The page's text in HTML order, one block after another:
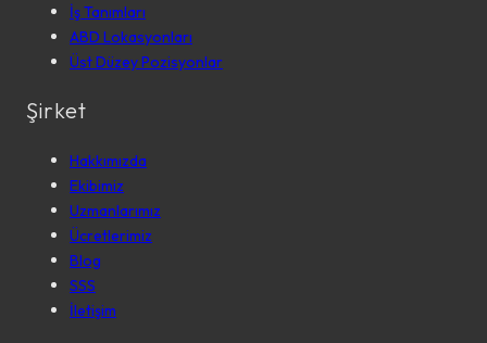
İş Tanımları
ABD Lokasyonları
Üst Düzey Pozisyonlar
Şirket
Hakkımızda
Ekibimiz
Uzmanlarımız
Ücretlerimiz
Blog
SSS
İletişim